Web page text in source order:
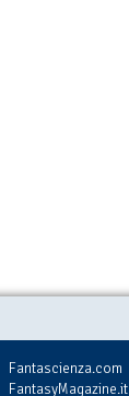
Fantascienza.com
FantasyMagazine.it